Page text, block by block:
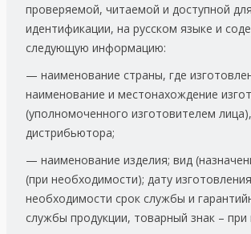
проверяемой, читаемой и доступной
идентификации, на русском языке и
следующую информацию:
— наименование страны, где
наименование и местонахождение
(уполномоченного изготовителем
дистрибьютора;
— наименование изделия; вид
(при необходимости); дату
необходимости срок службы и
службы продукции, товарный знак – при